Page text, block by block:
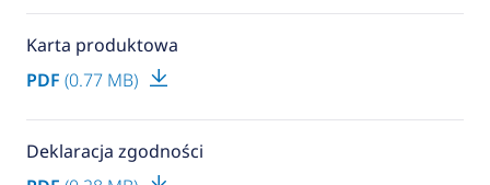
Karta produktowa
PDF (0.77 MB)
Deklaracja zgodności